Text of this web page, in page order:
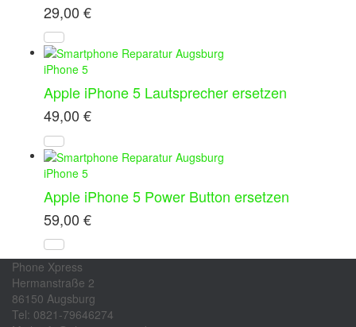
29,00 €
iPhone 5
Apple iPhone 5 Lautsprecher ersetzen
49,00 €
iPhone 5
Apple iPhone 5 Power Button ersetzen
59,00 €
Phone Xpress
Hermanstraße 2
86150 Augsburg
Tel: 0821-79646274